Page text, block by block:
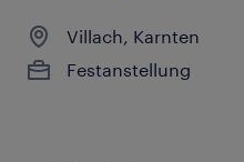
Villach, Karnten
Festanstellung